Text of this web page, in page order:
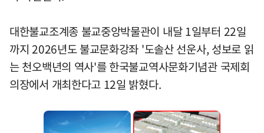
대한불교조계종 불교중앙박물관이 내달 1일부터 22일
까지 2026년도 불교문화강좌 '도솔산 선운사, 성보로 읽
는 천오백년의 역사'를 한국불교역사문화기념관 국제회
의장에서 개최한다고 12일 밝혔다.